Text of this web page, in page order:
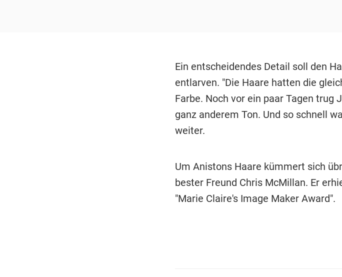
Ein entscheidendes Detail soll den
entlarven. "Die Haare hatten die
Farbe. Noch vor ein paar Tagen
ganz anderem Ton. Und so schnell
weiter.
Um Anistons Haare kümmert sich
bester Freund Chris McMillan. Er
"Marie Claire's Image Maker Award".